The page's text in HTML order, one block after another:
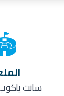
سانت ياكوب